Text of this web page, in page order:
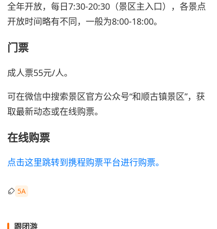
全年开放，每日7:30-20:30（景区主入口），各景点
开放时间略有不同，一般为8:00-18:00。
门票
成人票55元/人。
可在微信中搜索景区官方公众号“和顺古镇景区”，获
取最新动态或在线购票。
在线购票
点击这里跳转到携程购票平台进行购票。
5A
跟团游